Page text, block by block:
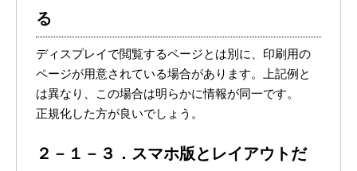
る
ディスプレイで閲覧するページとは別に、印刷用の
ページが用意されている場合があります。上記例と
は異なり、この場合は明らかに情報が同一です。
正規化した方が良いでしょう。
２－１－３．スマホ版とレイアウトだ